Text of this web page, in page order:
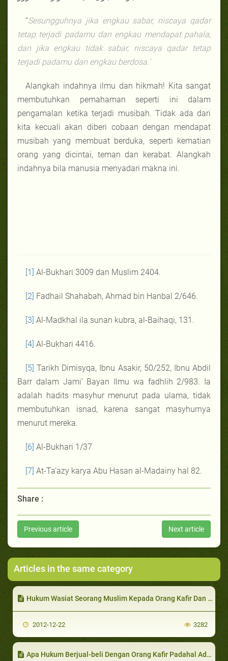
“Sesungguhnya jika engkau sabar, niscaya qadar
tetap terjadi padamu dan engkau mendapat pahala,
dan jika engkau tidak sabar, niscaya qadar tetap
terjadi padamu dan engkau berdosa.’
Alangkah indahnya ilmu dan hikmah! Kita sangat
membutuhkan pemahaman seperti ini dalam
pengamalan ketika terjadi musibah. Tidak ada dari
kita kecuali akan diberi cobaan dengan mendapat
musibah yang membuat berduka, seperti kematian
orang yang dicintai, teman dan kerabat. Alangkah
indahnya bila manusia menyadari makna ini.
[1] Al-Bukhari 3009 dan Muslim 2404.
[2] Fadhail Shahabah, Ahmad bin Hanbal 2/646.
[3] Al-Madkhal ila sunan kubra, al-Baihaqi, 131.
[4] Al-Bukhari 4416.
[5] Tarikh Dimisyqa, Ibnu Asakir, 50/252, Ibnu Abdil
Barr dalam Jami’ Bayan Ilmu wa fadhlih 2/983. Ia
adalah hadits masyhur menurut pada ulama, tidak
membutuhkan isnad, karena sangat masyhurnya
menurut mereka.
[6] Al-Bukhari 1/37
[7] At-Ta’azy karya Abu Hasan al-Madainy hal 82.
Share :
Previous article Next article
Articles in the same category
Hukum Wasiat Seorang Muslim Kepada Orang Kafir Dan Orang Kafir Kepada Seorang Muslim.
2012-12-22 3282
Apa Hukum Berjual-beli Dengan Orang Kafir Padahal Ada Muslim Lain